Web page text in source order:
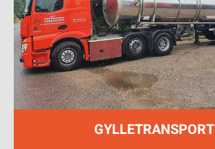
GYLLETRANSPORT